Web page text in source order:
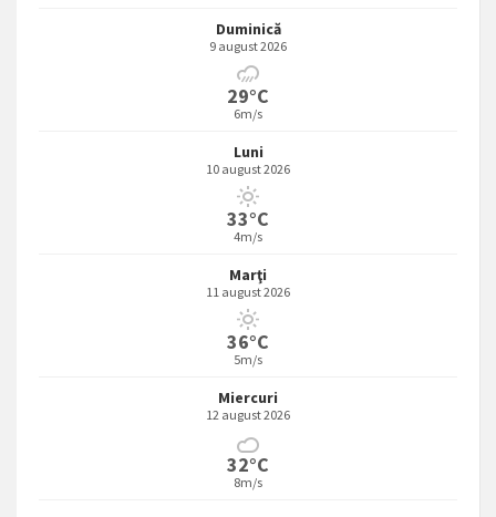
Duminică
9 august 2026
29°C
6m/s
Luni
10 august 2026
33°C
4m/s
Marţi
11 august 2026
36°C
5m/s
Miercuri
12 august 2026
32°C
8m/s